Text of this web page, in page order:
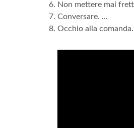
Non mettere mai
Conversare. ...
Occhio alla comanda.